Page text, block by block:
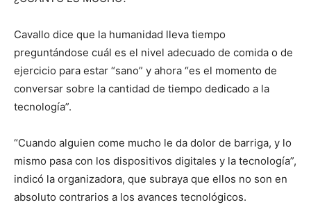
Cavallo dice que la humanidad lleva tiempo
preguntándose cuál es el nivel adecuado de comida o de
ejercicio para estar “sano” y ahora “es el momento de
conversar sobre la cantidad de tiempo dedicado a la
tecnología”.
“Cuando alguien come mucho le da dolor de barriga, y lo
mismo pasa con los dispositivos digitales y la tecnología”,
indicó la organizadora, que subraya que ellos no son en
absoluto contrarios a los avances tecnológicos.